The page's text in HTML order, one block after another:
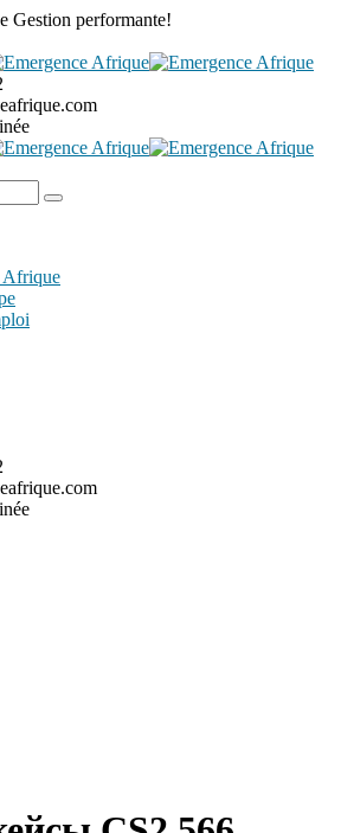
Gestion performante!
Afrique